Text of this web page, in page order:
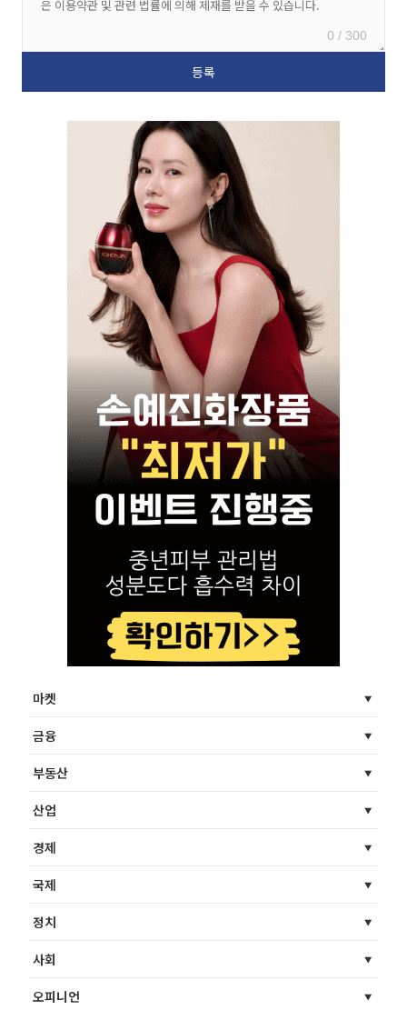
0 / 300
마켓
금융
부동산
산업
경제
국제
정치
사회
오피니언